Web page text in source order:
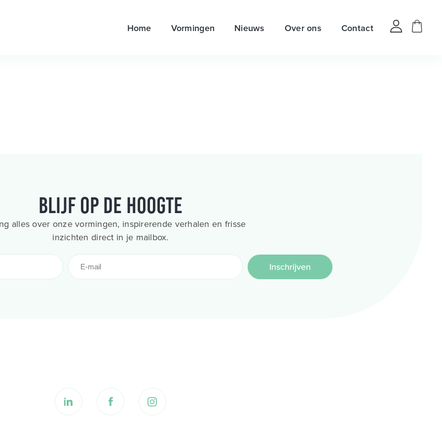
Home Vormingen Nieuws Over ons Contact
Blijf op de hoogte
alles over onze vormingen, inspirerende verhalen en frisse
inzichten direct in je mailbox.
Inschrijven